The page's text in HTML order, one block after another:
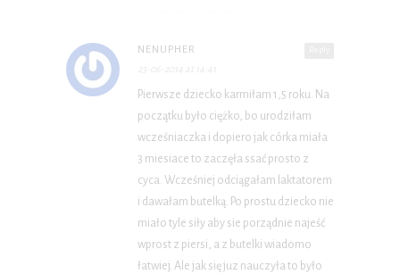
NENUPHER
Pierwsze dziecko karmiłam 1,5 roku. Na
początku było ciężko, bo urodziłam
wcześniaczka i dopiero jak córka miała
3 miesiace to zaczęła ssać prosto z
cyca. Wcześniej odciągałam laktatorem
i dawałam butelką. Po prostu dziecko nie
miało tyle siły aby sie porządnie najeść
wprost z piersi, a z butelki wiadomo
łatwiej. Ale jak się juz nauczyła to było